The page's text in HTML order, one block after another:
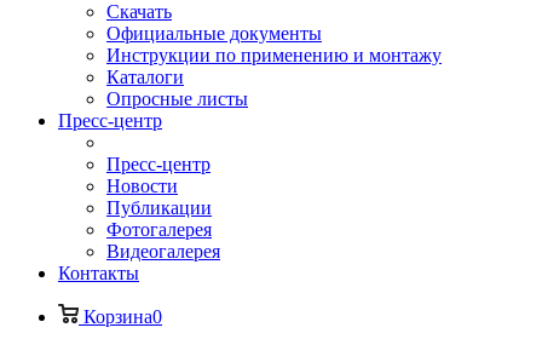
Скачать
Официальные документы
Инструкции по применению и монтажу
Каталоги
Опросные листы
Пресс-центр
Пресс-центр
Новости
Публикации
Фотогалерея
Видеогалерея
Контакты
Корзина0